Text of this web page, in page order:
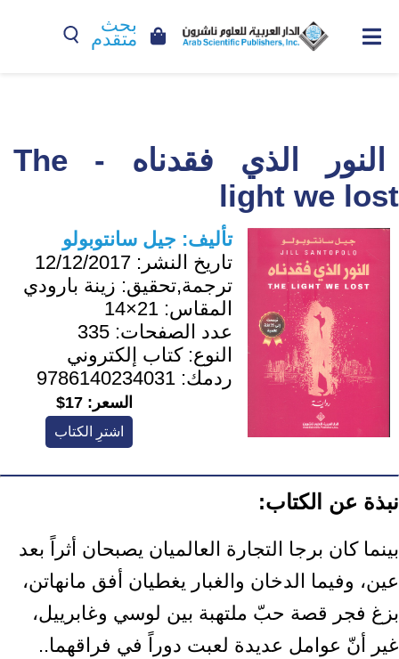
بحث
متقدم
النور الذي فقدناه - The
light we lost
تأليف: جيل سانتوبولو
تاريخ النشر: 12/12/2017
ترجمة,تحقيق: زينة بارودي
المقاس: 21×14
عدد الصفحات: 335
النوع:كتاب إلكتروني
ردمك: 9786140234031
السعر: 17$
اشترِ الكتاب
نبذة عن الكتاب:
بينما كان برجا التجارة العالميان يصبحان أثراً بعد
عين، وفيما الدخان والغبار يغطيان أفق مانهاتن،
بزغ فجر قصة حبّ ملتهبة بين لوسي وغابرييل،
غير أنّ عوامل عديدة لعبت دوراً في فراقهما..